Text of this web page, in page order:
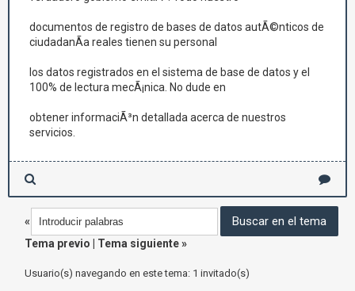
documentos de registro de bases de datos autÃ©nticos de
ciudadanÃ­a reales tienen su personal
los datos registrados en el sistema de base de datos y el
100% de lectura mecÃ¡nica. No dude en
obtener informaciÃ³n detallada acerca de nuestros
servicios.
«
Tema previo
Tema siguiente»
Usuario(s) navegando en este tema: 1 invitado(s)